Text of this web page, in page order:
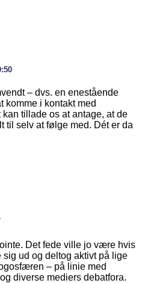
– dvs. en enestående
komme i kontakt med
tillade os at antage, at de
til selv at følge med. Dét er da
Det fede ville jo være hvis
ud og deltog aktivt på lige
– på linie med
diverse mediers debatfora.